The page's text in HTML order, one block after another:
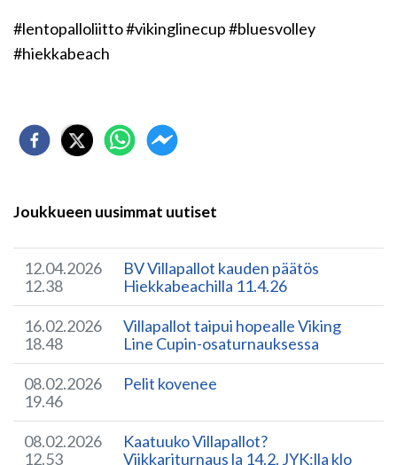
#lentopalloliitto #vikinglinecup #bluesvolley
#hiekkabeach
Joukkueen uusimmat uutiset
12.04.2026
12.38
BV Villapallot kauden päätös
Hiekkabeachilla 11.4.26
16.02.2026
18.48
Villapallot taipui hopealle Viking
Line Cupin-osaturnauksessa
08.02.2026
19.46
Pelit kovenee
08.02.2026
12.53
Kaatuuko Villapallot?
Viikkariturnaus la 14.2. JYK:lla klo